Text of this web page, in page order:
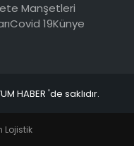
Manşetleri
Covid 19Künye
HABER 'de saklıdır.
Lojistik